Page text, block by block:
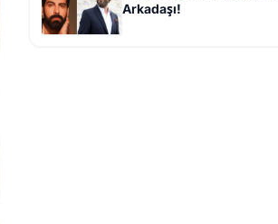
Arkadaşı!